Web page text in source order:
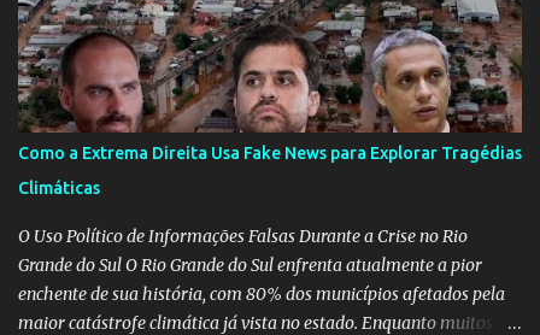
insensatez de Vélez e as loucuras ideológicas de Weintraub, parecia
que a ala influenciada por Olavo de Carvalho tinha perdido força
na gestão... Mas as mentiras de Carlos Alberto Decotelli podem
trazer mais problemas do que soluções a Educação brasileira,
afinal de contas como acreditar em algo proposto pelo novo
ministro sem imaginar que ele só esta querendo auferir vantagens
pessoais em uma pasta de tamanha envergadura e influência na
vida dos brasileiros. Evelin Azevedo escreveu brilhantemen...
Como a Extrema Direita Usa Fake News para Explorar Tragédias
Climáticas
O Uso Político de Informações Falsas Durante a Crise no Rio
Grande do Sul O Rio Grande do Sul enfrenta atualmente a pior
enchente de sua história, com 80% dos municípios afetados pela
maior catástrofe climática já vista no estado. Enquanto muitos se